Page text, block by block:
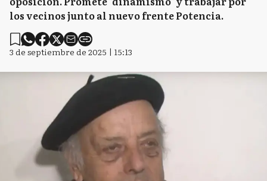
los vecinos junto al nuevo frente Potencia.
3 de septiembre de 2025 | 15:13